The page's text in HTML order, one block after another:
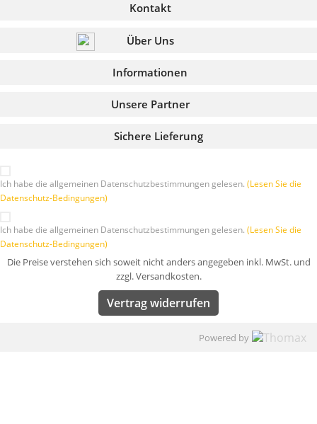
Kontakt
Über Uns
Informationen
Sichere Lieferung
Unsere Partner
Ich habe die allgemeinen Datenschutzbestimmungen gelesen. (Lesen Sie die
Datenschutz-Bedingungen)
Ich habe die allgemeinen Datenschutzbestimmungen gelesen. (Lesen Sie die
Datenschutz-Bedingungen)
Die Preise verstehen sich soweit nicht anders angegeben inkl. MwSt. und
zzgl. Versandkosten.
Vertrag widerrufen
Powered by